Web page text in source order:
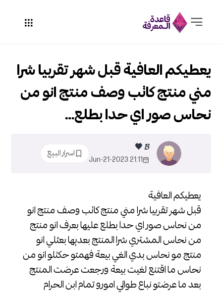
يعطيكم العافية
قبل شهر تقربيا شرا مني منتج كاتب وصف منتج انو
من نحاس صور اي حدا بطلع عليها بعرف انو منتج
من نحاس المشتري شرا المنتج بعديها بعثلي انو
منتج مو نحاس بدي الغي بيعة فهمتو حكتلو انو من
نحاس ما اقتنع لغيت بيعة ورجعت عرضت المنتج
بعد ما عرضتو نباع طوالي امورو تمام ابن الحرام
يعطيكم العافية قبل شهر تقربيا شرا
مني منتج كاتب وصف منتج انو من
نحاس صور اي حدا بطلع…
𝓑 🖤
21:11 2023-Jun-21
اسرار البيع